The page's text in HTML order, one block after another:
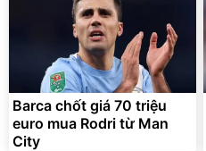
Barca chốt giá 70 triệu
euro mua Rodri từ Man
City